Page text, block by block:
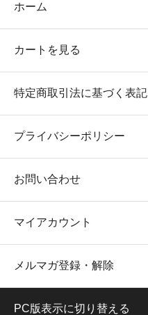
ホーム
カートを見る
特定商取引法に基づく表記
プライバシーポリシー
お問い合わせ
マイアカウント
メルマガ登録・解除
PC版表示に切り替える